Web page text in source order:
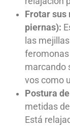
Frotar
piernas):
las
marcando
vos como
Postura
metidas
Está